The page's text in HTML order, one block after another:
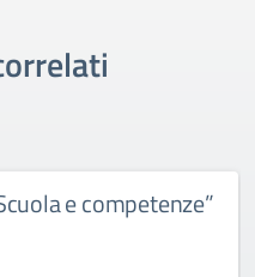
e competenze”